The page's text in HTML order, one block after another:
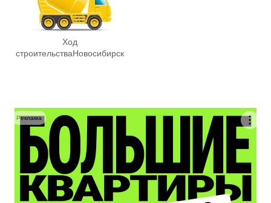
Ход
строительстваНовосибирск
Реклама